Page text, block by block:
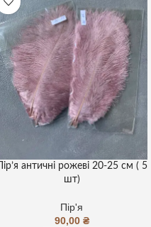
Пір’я античні рожеві 20-25 см ( 5
шт)
Пір'я
90,00 ₴